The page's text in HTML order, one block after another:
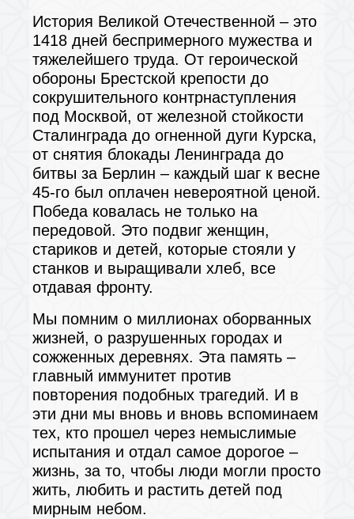
История Великой Отечественной – это
1418 дней беспримерного мужества и
тяжелейшего труда. От героической
обороны Брестской крепости до
сокрушительного контрнаступления
под Москвой, от железной стойкости
Сталинграда до огненной дуги Курска,
от снятия блокады Ленинграда до
битвы за Берлин – каждый шаг к весне
45-го был оплачен невероятной ценой.
Победа ковалась не только на
передовой. Это подвиг женщин,
стариков и детей, которые стояли у
станков и выращивали хлеб, все
отдавая фронту.
Мы помним о миллионах оборванных
жизней, о разрушенных городах и
сожженных деревнях. Эта память –
главный иммунитет против
повторения подобных трагедий. И в
эти дни мы вновь и вновь вспоминаем
тех, кто прошел через немыслимые
испытания и отдал самое дорогое –
жизнь, за то, чтобы люди могли просто
жить, любить и растить детей под
мирным небом.